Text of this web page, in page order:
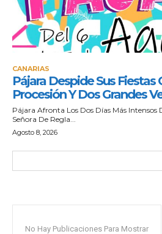
CANARIAS
Pájara Despide Sus Fiestas
Procesión Y Dos Grandes
Pájara Afronta Los Dos Días Más Intensos
Señora De Regla...
Agosto 8, 2026
No Hay Publicaciones Para Mostrar